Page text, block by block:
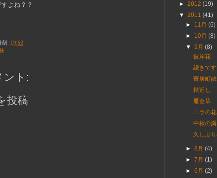
よね？？
刻: 19:52
ント:
投稿
► 2012 (19)
▼ 2011 (41)
► 11月(6)
► 10月(8)
▼9月(8)
彼岸花
続きです
寄居町
秋近し
雁金草
ニラの花
中秋の満
久しぶ
►8月(4)
►7月(1)
►6月(2)